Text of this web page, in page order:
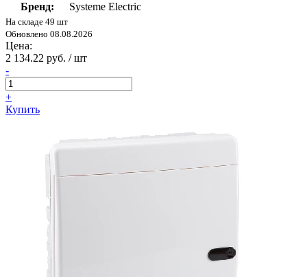
Бренд:
Systeme Electric
На складе 49 шт
Обновлено 08.08.2026
Цена:
2 134.22 руб. / шт
-
+
Купить